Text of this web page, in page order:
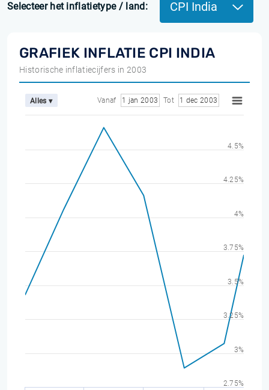
Selecteer het inflatietype / land: CPI India
GRAFIEK INFLATIE CPI INDIA
Historische inflatiecijfers in 2003
Alles ▾ Vanaf 1 jan 2003 Tot 1 dec 2003
2.75%
3%
3.25%
3.5%
3.75%
4%
4.25%
4.5%